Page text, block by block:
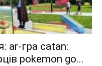
ar-гра catan:
pokemon go...